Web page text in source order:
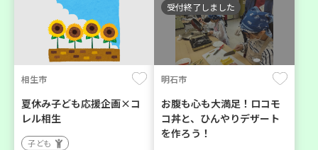
相生市
夏休み子ども応援企画×コ
レル相生
子ども
受付終了しました
明石市
お腹も心も大満足！ロコモ
コ丼と、ひんやりデザート
を作ろう！